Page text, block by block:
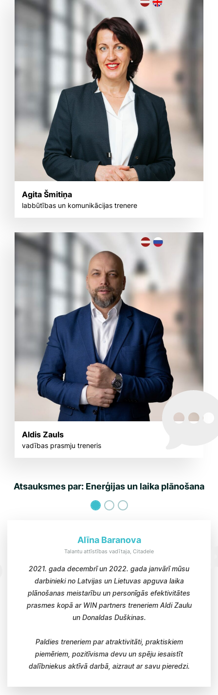
Agita Šmitiņa
labbūtības un komunikācijas trenere
Aldis Zauls
vadības prasmju treneris
Atsauksmes par: Enerģijas un laika plānošana
Alīna Baranova
Talantu attīstības vadītaja, Citadele
2021. gada decembrī un 2022. gada janvārī mūsu
darbinieki no Latvijas un Lietuvas apguva laika
plānošanas meistarību un personīgās efektivitātes
prasmes kopā ar WIN partners treneriem Aldi Zaulu
un Donaldas Duškinas.
Paldies treneriem par atraktivitāti, praktiskiem
piemēriem, pozitīvisma devu un spēju iesaistīt
dalībniekus aktīvā darbā, aizraut ar savu pieredzi.